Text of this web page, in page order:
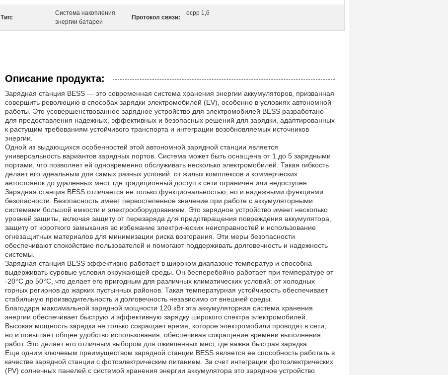
Тип:
Система накопления
энергии батареи
Протокол связи:
ocpp 1,6
Описание продукта:
Зарядная станция BESS — это современная система хранения энергии аккумуляторов, призванная
совершить революцию в способах зарядки электромобилей (EV), особенно в условиях автономной
работы. Это усовершенствованное зарядное устройство для электромобилей BESS разработано
для предоставления надежных, эффективных и безопасных решений для зарядки, адаптированных
к растущим требованиям устойчивого транспорта и интеграции возобновляемых источников
энергии.
Одной из выдающихся особенностей этой автономной зарядной станции является
универсальность вариантов зарядных портов. Система может быть оснащена от 1 до 5 зарядными
портами, что позволяет ей одновременно обслуживать несколько электромобилей. Такая гибкость
делает его идеальным для самых разных условий: от жилых комплексов и коммерческих
автостоянок до удаленных мест, где традиционный доступ к сети ограничен или недоступен.
Зарядная станция BESS отличается не только функциональностью, но и надежными функциями
безопасности. Безопасность имеет первостепенное значение при работе с аккумуляторными
системами большой емкости и электрооборудованием. Это зарядное устройство имеет несколько
уровней защиты, включая защиту от перезаряда для предотвращения повреждения аккумулятора,
защиту от короткого замыкания во избежание электрических неисправностей и использование
огнезащитных материалов для минимизации риска возгорания. Эти меры безопасности
обеспечивают спокойствие пользователей и помогают поддерживать долговечность и надежность
системы.
Зарядная станция BESS эффективно работает в широком диапазоне температур и способна
выдерживать суровые условия окружающей среды. Он бесперебойно работает при температуре от
-20°C до 50°C, что делает его пригодным для различных климатических условий: от холодных
горных регионов до жарких пустынных районов. Такая температурная устойчивость обеспечивает
стабильную производительность и долговечность независимо от внешней среды.
Благодаря максимальной зарядной мощности 120 кВт эта аккумуляторная система хранения
энергии обеспечивает быструю и эффективную зарядку широкого спектра электромобилей.
Высокая мощность зарядки не только сокращает время, которое электромобили проводят в сети,
но и повышает общее удобство использования, обеспечивая сокращение времени выполнения
работ. Это делает его отличным выбором для оживленных мест, где важна быстрая зарядка.
Еще одним ключевым преимуществом зарядной станции BESS является ее способность работать в
качестве зарядной станции с фотоэлектрическим питанием. За счет интеграции фотоэлектрических
(PV) солнечных панелей с системой хранения энергии аккумулятора это зарядное устройство